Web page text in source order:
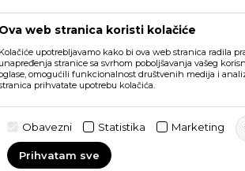
u svakom trenutku. Raspoloživost robe
Ova web stranica koristi kolačiće
Kolačiće upotrebljavamo kako bi ova web stranica radila
unapređenja stranice sa svrhom poboljšavanja vašeg
omogućili funkcionalnost društvenih medija i
prihvatate upotrebu kolačića.
Obavezni Statistika Marketing
Prihvatam sve